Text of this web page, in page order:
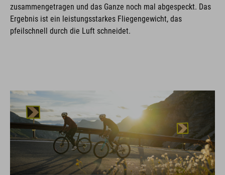
zusammengetragen und das Ganze noch mal abgespeckt. Das
Ergebnis ist ein leistungsstarkes Fliegengewicht, das
pfeilschnell durch die Luft schneidet.